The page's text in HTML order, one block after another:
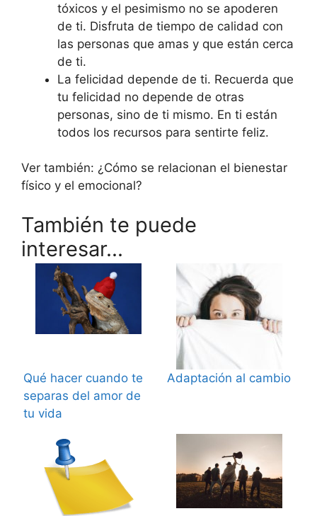
tóxicos y el pesimismo no se apoderen
de ti. Disfruta de tiempo de calidad con
las personas que amas y que están cerca
de ti.
La felicidad depende de ti. Recuerda que
tu felicidad no depende de otras
personas, sino de ti mismo. En ti están
todos los recursos para sentirte feliz.
Ver también: ¿Cómo se relacionan el bienestar
físico y el emocional?
También te puede
interesar...
Qué hacer cuando te
separas del amor de
tu vida
Adaptación al cambio